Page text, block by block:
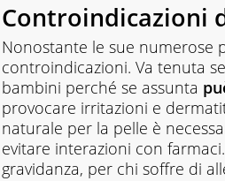
Controindicazioni
Nonostante le sue numerose
controindicazioni. Va tenuta
bambini perché se assunta
provocare irritazioni e
naturale per la pelle è
evitare interazioni con
gravidanza, per chi soffre di